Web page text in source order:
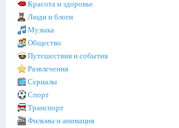
Красота и здоровье
Люди и блоги
Музыка
Общество
Путешествия и события
Развлечения
Сериалы
Спорт
Транспорт
Фильмы и анимация